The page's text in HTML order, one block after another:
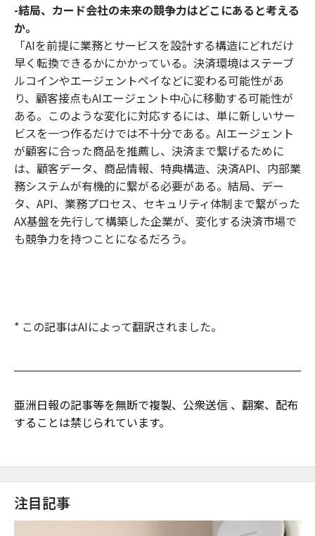
-結局、カード会社の未来の競争力はどこにあると考える
か。
「AIを前提に業務とサービスを設計する構造にどれだけ
早く転換できるかにかかっている。決済環境はステーブ
ルコインやエージェントペイなどに変わる可能性があ
り、顧客接点もAIエージェント中心に移動する可能性が
ある。このような変化に対応するには、単に新しいサー
ビスを一つ作るだけでは不十分である。AIエージェント
が顧客に合った商品を推薦し、決済まで繋げるために
は、顧客データ、商品情報、特典構造、決済API、内部業
務システムが有機的に繋がる必要がある。結局、デー
タ、API、業務プロセス、セキュリティ体制まで繋がった
AX基盤を先行して構築した企業が、変化する決済市場で
も競争力を持つことになるだろう。
* この記事はAIによって翻訳されました。
亜洲日報の記事等を無断で複製、公衆送信 、翻案、配布
することは禁じられています。
注目記事